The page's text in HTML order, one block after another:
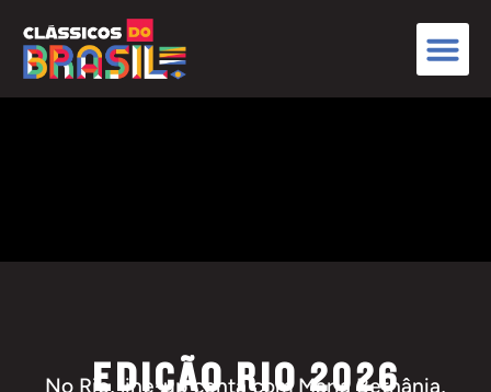
EDIÇÃO RIO 2026
No Rio, line-up conta com Maria Bethânia,